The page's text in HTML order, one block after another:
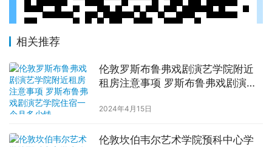
相关推荐
伦敦罗斯布鲁弗戏剧演艺学院附近
租房注意事项 罗斯布鲁弗戏剧演艺
2024年4月15日
伦敦坎伯韦尔艺术学院预科中心学